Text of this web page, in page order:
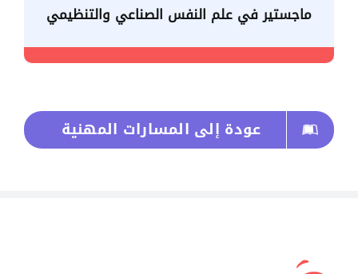
ماجستير في علم النفس الصناعي والتنظيمي
عودة إلى المسارات المهنية